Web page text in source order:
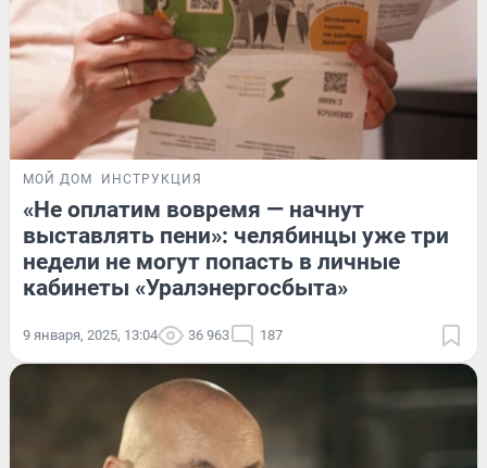
МОЙ ДОМ ИНСТРУКЦИЯ
«Не оплатим вовремя — начнут
выставлять пени»: челябинцы уже три
недели не могут попасть в личные
кабинеты «Уралэнергосбыта»
9 января, 2025, 13:04 36 963 187